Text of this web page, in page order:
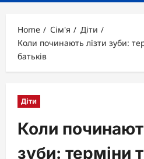
Home Сім'я
Діти
Коли починають лізти зуби:
батьків
Діти
Коли
зуби: терміни